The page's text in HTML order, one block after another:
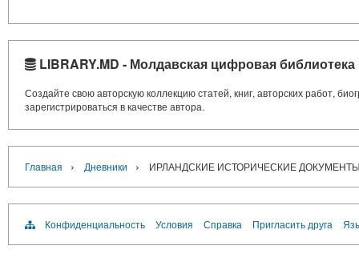
LIBRARY.MD - Молдавская цифровая библиотека
Создайте свою авторскую коллекцию статей, книг, авторских работ,
зарегистрироваться в качестве автора.
Главная › Дневники › ИРЛАНДСКИЕ ИСТОРИЧЕСКИЕ ДОКУМЕНТЫ
Конфиденциальность Условия Справка Пригласить друга